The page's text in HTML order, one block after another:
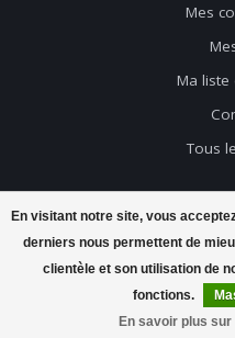
En visitant notre site, vous
derniers nous permettent de
clientèle et son utilisation de
fonctions.
En savoir plus
Mes
Ma liste
Tous
© Copyright 2026 Axeswar